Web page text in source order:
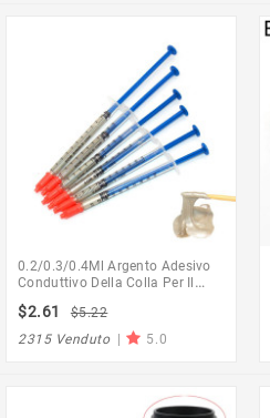
0.2/0.3/0.4Ml Argento Adesivo
Conduttivo Della Colla Per Il
Bordo Dei Connettori Della
Pittura Di Conduzione Di
Riparazione Del Pwb
$2.61
$5.22
2315 Venduto | 5.0